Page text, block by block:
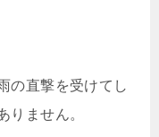
の直撃を受けてし
りません。